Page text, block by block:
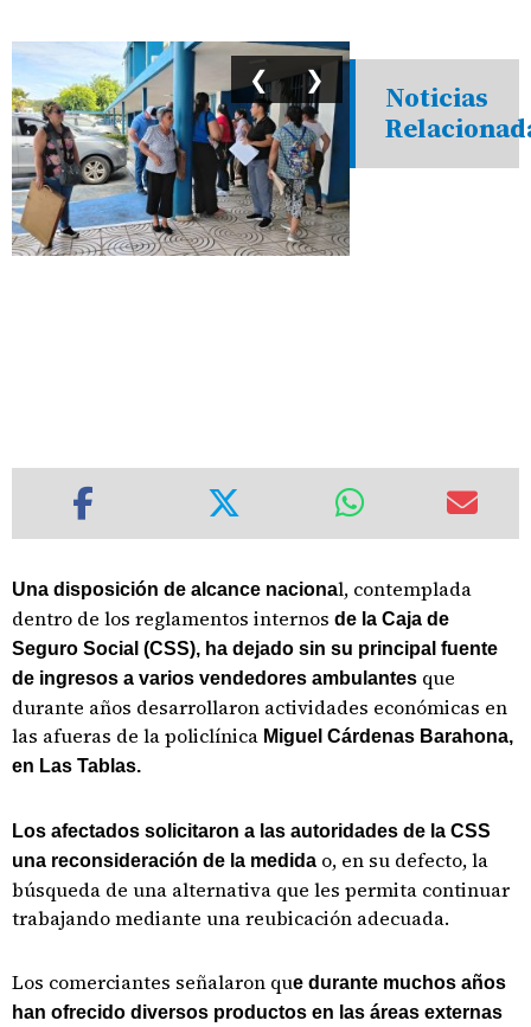
❮ ❯
Noticias
Una disposición de alcance nacional, contemplada
dentro de los reglamentos internos de la Caja de
Seguro Social (CSS), ha dejado sin su principal fuente
de ingresos a varios vendedores ambulantes que
durante años desarrollaron actividades económicas en
las afueras de la policlínica Miguel Cárdenas Barahona,
en Las Tablas.
Los afectados solicitaron a las autoridades de la CSS
una reconsideración de la medida o, en su defecto, la
búsqueda de una alternativa que les permita continuar
trabajando mediante una reubicación adecuada.
Los comerciantes señalaron que durante muchos años
han ofrecido diversos productos en las áreas externas